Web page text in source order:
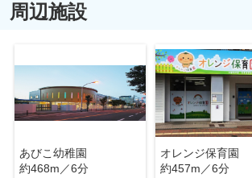
周辺施設
あびこ幼稚園
約468m／6分
オレンジ保育園
約457m／6分